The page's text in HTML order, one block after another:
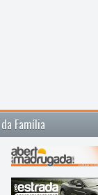
Família